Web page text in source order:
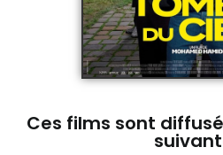
Ces films sont